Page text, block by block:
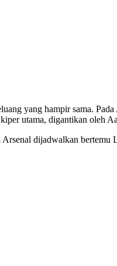
yang hampir sama.
utama, digantikan oleh
dijadwalkan